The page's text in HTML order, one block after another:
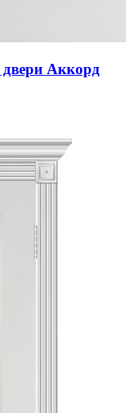
Аккорд